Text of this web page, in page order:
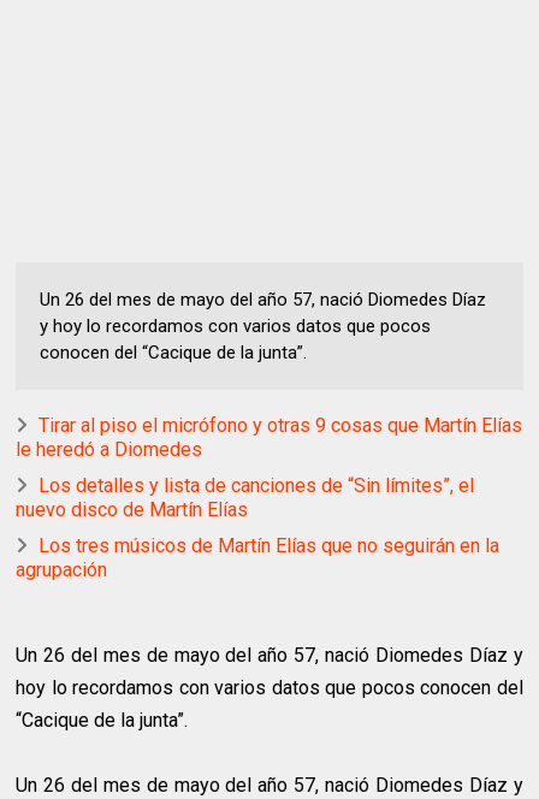
Un 26 del mes de mayo del año 57, nació Diomedes Díaz
y hoy lo recordamos con varios datos que pocos
conocen del “Cacique de la junta”.
Tirar al piso el micrófono y otras 9 cosas que Martín Elías
le heredó a Diomedes
Los detalles y lista de canciones de “Sin límites”, el
nuevo disco de Martín Elías
Los tres músicos de Martín Elías que no seguirán en la
agrupación
Un 26 del mes de mayo del año 57, nació Diomedes Díaz y
hoy lo recordamos con varios datos que pocos conocen del
“Cacique de la junta”.
Un 26 del mes de mayo del año 57, nació Diomedes Díaz y